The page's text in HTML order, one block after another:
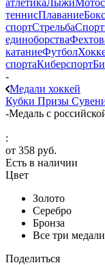
теннисПлаваниеБокс
спортСтрельба
единоборства
катаниеФутбол
спортаКиберспорт
-
Медали хоккей
Кубки Призы
-Медаль с
:
от 358 руб.
Есть в наличии
Цвет
Золото
Серебро
Бронза
Все три медали
Поделиться